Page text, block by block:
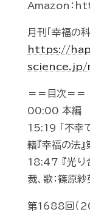
Amazon：
月刊「幸福の科
https://
science.jp/
＝＝目次＝＝
00:00 本編
15:19 「不幸
籍『幸福の法』
18:47 『光り
裁、歌：篠原紗
第1688回（